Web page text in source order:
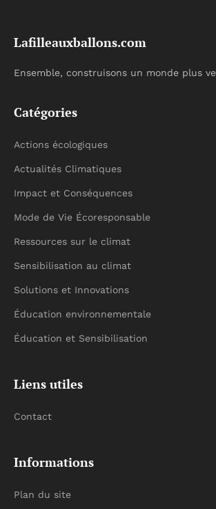
Lafilleauxballons.com
Ensemble, construisons un monde plus
Catégories
Actions écologiques
Actualités Climatiques
Impact et Conséquences
Mode de Vie Écoresponsable
Ressources sur le climat
Sensibilisation au climat
Solutions et Innovations
Éducation environnementale
Éducation et Sensibilisation
Liens utiles
Contact
Informations
Plan du site